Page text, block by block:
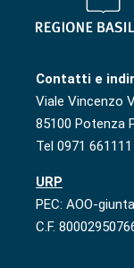
Contatti e
Viale Vincenzo
85100 Potenza
Tel 0971 661111
URP
PEC: AOO-
C.F.